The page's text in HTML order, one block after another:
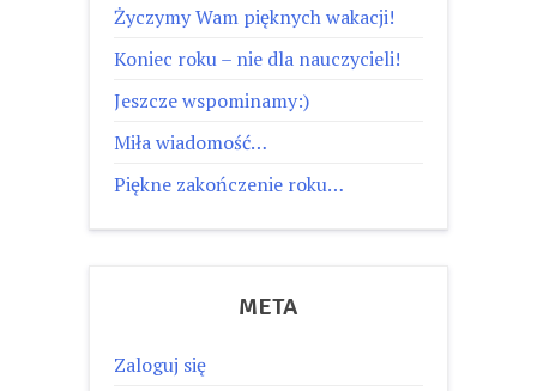
Życzymy Wam pięknych wakacji!
Koniec roku – nie dla nauczycieli!
Jeszcze wspominamy:)
Miła wiadomość…
Piękne zakończenie roku…
META
Zaloguj się